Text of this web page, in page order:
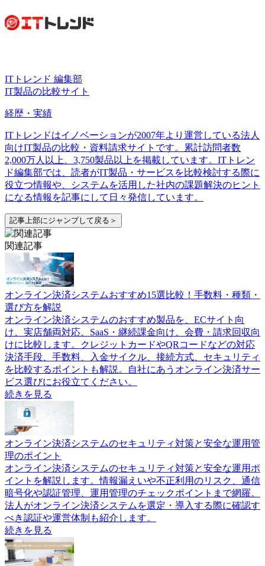
ITトレンド 編集部
IT製品の比較サイト
経歴・実績
ITトレンドはイノベーションが2007年より運営している法人
向けIT製品の比較・資料請求サイトです。累計訪問者数
2,000万人以上、3,750製品以上を掲載しています。ITトレン
ド編集部では、読者がIT製品・サービスを比較検討する際に
役立つ情報や、システムを活用した社内の課題解決のヒント
になる情報を記事にして日々発信しています。
記事上部にジャンプして戻る＞
関連記事
オンライン決済システムおすすめ15選比較！手数料・種類・
選び方を解説
オンライン決済システムのおすすめ製品を、ECサイト向
け、実店舗両対応、SaaS・継続課金向け、会費・請求回収向
けに比較します。クレジットカードやQRコードなどの対応
決済手段、手数料、入金サイクル、接続方式、セキュリティ
を比較するポイントも解説。自社にあうオンライン決済サー
ビス選びにお役立てください。
続きを見る
オンライン決済システムのセキュリティ対策と安全な運用管
理のポイント
オンライン決済システムのセキュリティ対策と安全な運用ポ
イントを解説します。情報漏えいや不正利用のリスク、通信
暗号化や認証管理、運用管理のチェックポイントまで網羅。
法人がオンライン決済システムを選定・導入する際に確認す
べき認証や運営体制も紹介します。
続きを見る